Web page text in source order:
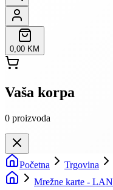
0,00 KM
Vaša korpa
0 proizvoda
Početna Trgovina
Mrežne karte - LAN